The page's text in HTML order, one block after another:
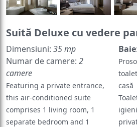
Suită Deluxe cu vedere
Dimensiuni: 35 mp
Numar de camere: 2
camere
Featuring a private entrance,
this air-conditioned suite
comprises 1 living room, 1
separate bedroom and 1
Baie:
casă